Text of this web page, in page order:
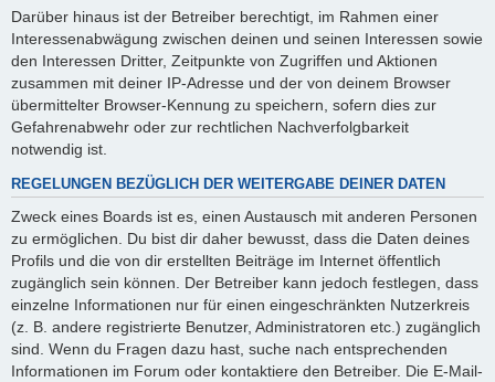
Darüber hinaus ist der Betreiber berechtigt, im Rahmen einer
Interessenabwägung zwischen deinen und seinen Interessen sowie
den Interessen Dritter, Zeitpunkte von Zugriffen und Aktionen
zusammen mit deiner IP-Adresse und der von deinem Browser
übermittelter Browser-Kennung zu speichern, sofern dies zur
Gefahrenabwehr oder zur rechtlichen Nachverfolgbarkeit
notwendig ist.
REGELUNGEN BEZÜGLICH DER WEITERGABE DEINER DATEN
Zweck eines Boards ist es, einen Austausch mit anderen Personen
zu ermöglichen. Du bist dir daher bewusst, dass die Daten deines
Profils und die von dir erstellten Beiträge im Internet öffentlich
zugänglich sein können. Der Betreiber kann jedoch festlegen, dass
einzelne Informationen nur für einen eingeschränkten Nutzerkreis
(z. B. andere registrierte Benutzer, Administratoren etc.) zugänglich
sind. Wenn du Fragen dazu hast, suche nach entsprechenden
Informationen im Forum oder kontaktiere den Betreiber. Die E-Mail-